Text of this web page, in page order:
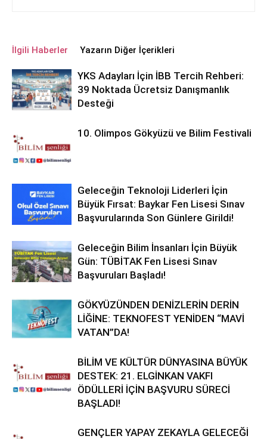
İlgili Haberler Yazarın Diğer İçerikleri
YKS Adayları İçin İBB Tercih Rehberi:
39 Noktada Ücretsiz Danışmanlık
Desteği
10. Olimpos Gökyüzü ve Bilim Festivali
Geleceğin Teknoloji Liderleri İçin
Büyük Fırsat: Baykar Fen Lisesi Sınav
Başvurularında Son Günlere Girildi!
Geleceğin Bilim İnsanları İçin Büyük
Gün: TÜBİTAK Fen Lisesi Sınav
Başvuruları Başladı!
GÖKYÜZÜNDEN DENİZLERİN DERİN
LİĞİNE: TEKNOFEST YENİDEN “MAVİ
VATAN”DA!
BİLİM VE KÜLTÜR DÜNYASINA BÜYÜK
DESTEK: 21. ELGİNKAN VAKFI
ÖDÜLLERİ İÇİN BAŞVURU SÜRECİ
BAŞLADI!
GENÇLER YAPAY ZEKAYLA GELECEĞİ